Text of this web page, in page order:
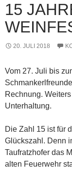
15
20. JULI 2018
Vom 27. Juli bis
Rechnung.
Unterhaltung.
Die Zahl 15 ist für
Glückszahl. Denn
Taufratzhofer das
alten Feuerwehr